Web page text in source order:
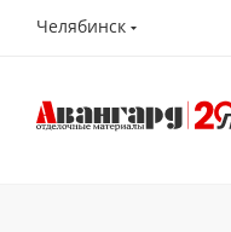
Челябинск